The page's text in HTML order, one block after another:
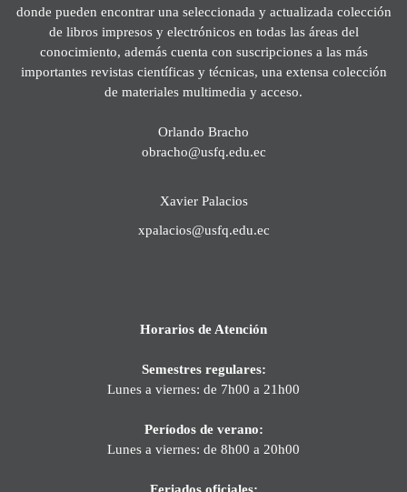
donde pueden encontrar una seleccionada y actualizada colección
de libros impresos y electrónicos en todas las áreas del
conocimiento, además cuenta con suscripciones a las más
importantes revistas científicas y técnicas, una extensa colección
de materiales multimedia y acceso.
Orlando Bracho
obracho@usfq.edu.ec
Xavier Palacios
xpalacios@usfq.edu.ec
Horarios de Atención
Semestres regulares:
Lunes a viernes: de 7h00 a 21h00
Períodos de verano:
Lunes a viernes: de 8h00 a 20h00
Feriados oficiales: